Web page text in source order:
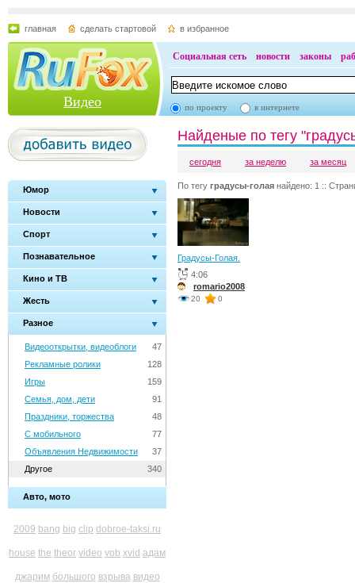
главная сделать стартовой в избранное
Видео
Социальная сеть новости законы
по проекту в интернете
Юмор
Новости
Спорт
Познавательное
Кино и ТВ
Жесть
Разное
47
Видеооткрытки, видеоблоги
128
Рекламные ролики
159
Игры
91
Семья, дом, дети
48
Праздники, торжества
77
С мобильного
37
Объявления Недвижимости
340
Другое
Авто, мото
2009 bang big clip dobroe-taksi.ru
house the theor video vob xvid адам
джарим большого взрыва видео
Найденые по тегу
сегодня за неделю за месяц
По тегу градусы-голая найдено: 1 ::
Градусы-Голая.
4:06
romario2008
20 0